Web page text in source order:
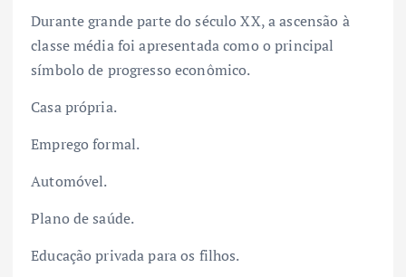
Durante grande parte do século XX, a ascensão à
classe média foi apresentada como o principal
símbolo de progresso econômico.
Casa própria.
Emprego formal.
Automóvel.
Plano de saúde.
Educação privada para os filhos.